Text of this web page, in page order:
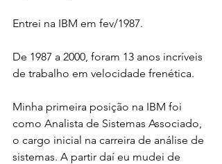
Entrei na IBM em fev/1987.
De 1987 a 2000, foram 13 anos incríveis
de trabalho em velocidade frenética.
Minha primeira posição na IBM foi
como Analista de Sistemas Associado,
o cargo inicial na carreira de análise de
sistemas. A partir daí eu mudei de